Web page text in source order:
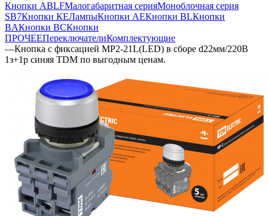
Кнопки ABLFМалогабаритная серияМоноблочная серия
SB7Кнопки КЕЛампыКнопки AEКнопки BLКнопки
BAКнопки BCКнопки
ПРОЧЕЕПереключателиКомплектующие
—Кнопка с фиксацией MP2-21L(LED) в сборе d22мм/220В
1з+1р синяя TDM по выгодным ценам.